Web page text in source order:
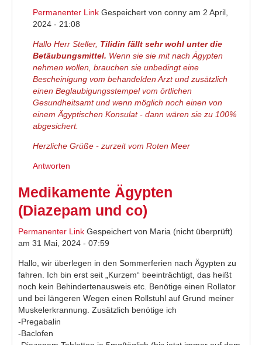
Permanenter Link Gespeichert von conny am 2 April,
2024 - 21:08
Hallo Herr Steller, Tilidin fällt sehr wohl unter die
Betäubungsmittel. Wenn sie sie mit nach Ägypten
nehmen wollen, brauchen sie unbedingt eine
Bescheinigung vom behandelden Arzt und zusätzlich
einen Beglaubigungsstempel vom örtlichen
Gesundheitsamt und wenn möglich noch einen von
einem Ägyptischen Konsulat - dann wären sie zu 100%
abgesichert.
Herzliche Grüße - zurzeit vom Roten Meer
Antworten
Medikamente Ägypten
(Diazepam und co)
Permanenter Link Gespeichert von Maria (nicht überprüft)
am 31 Mai, 2024 - 07:59
Hallo, wir überlegen in den Sommerferien nach Ägypten zu
fahren. Ich bin erst seit „Kurzem“ beeinträchtigt, das heißt
noch kein Behindertenausweis etc. Benötige einen Rollator
und bei längeren Wegen einen Rollstuhl auf Grund meiner
Muskelerkrannung. Zusätzlich benötige ich
-Pregabalin
-Baclofen